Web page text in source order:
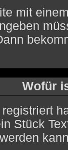
mit
Wofür
Stück